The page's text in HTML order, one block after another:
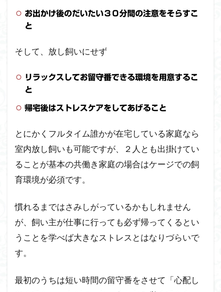
お出かけ後のだいたい３０分間の注意をそらすこ
と
そして、放し飼いにせず
リラックスしてお留守番できる環境を用意するこ
と
帰宅後はストレスケアをしてあげること
とにかくフルタイム誰かが在宅している家庭なら
室内放し飼いも可能ですが、２人とも出掛けてい
ることが基本の共働き家庭の場合はケージでの飼
育環境が必須です。
慣れるまではさみしがっているかもしれません
が、飼い主が仕事に行っても必ず帰ってくるとい
うことを学べば大きなストレスとはなりづらいで
す。
最初のうちは短い時間の留守番をさせて「心配し